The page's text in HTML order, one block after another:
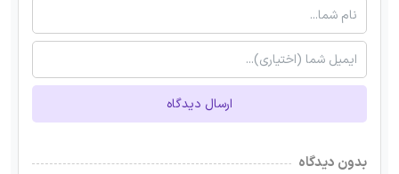
ارسال دیدگاه
بدون دیدگاه